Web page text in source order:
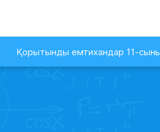
Қорытынды емтихандар 11-